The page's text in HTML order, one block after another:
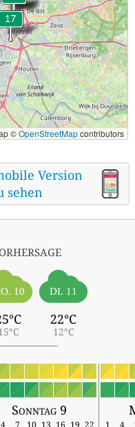
©OpenStreetMapcontributors
Version
sehen
10 DI. 11
22°C
12°C
Sonntag 9